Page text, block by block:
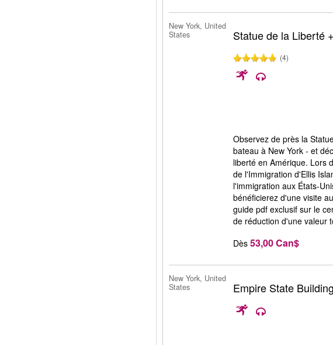
New York, United
States
Statue de la Liberté
(4)
Observez de près la
bateau à New York - et
liberté en Amérique. Lors
de l'Immigration d'Ellis
l'immigration aux États-
bénéficierez d'une visite
guide pdf exclusif sur le
de réduction d'une valeur
Dès 53,00 Can$
New York, United
States
Empire State